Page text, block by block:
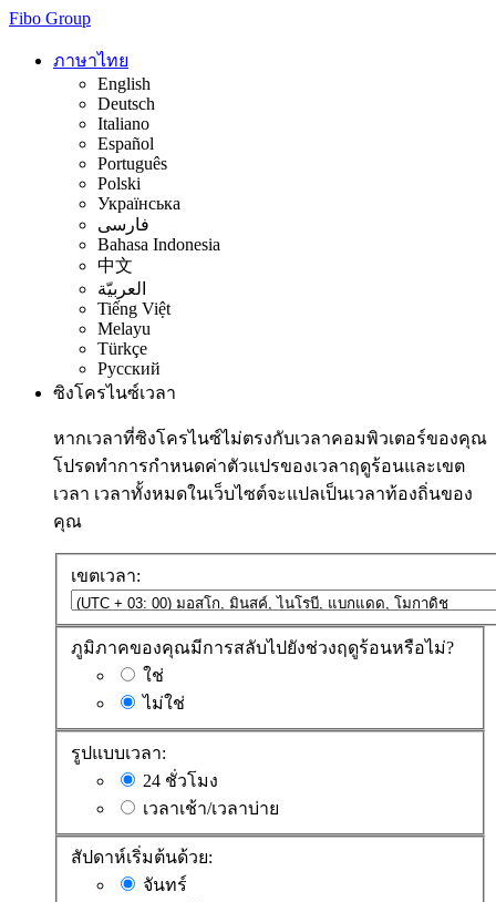
Fibo Group
ภาษาไทย
English
Deutsch
Italiano
Español
Português
Polski
Українська
فارسی
Bahasa Indonesia
中文
العربيّة
Tiếng Việt
Melayu
Türkçe
Русский
ซิงโครไนซ์เวลา
หากเวลาที่ซิงโครไนซ์ไม่ตรงกับเวลาคอมพิวเตอร์ของคุณ
โปรดทำการกำหนดค่าตัวแปรของเวลาฤดูร้อนและเขต
เวลา เวลาทั้งหมดในเว็บไซต์จะแปลเป็นเวลาท้องถิ่นของ
คุณ
เขตเวลา:
ภูมิภาคของคุณมีการสลับไปยังช่วงฤดูร้อนหรือไม่?
ใช่
ไม่ใช่
รูปแบบเวลา:
24 ชั่วโมง
เวลาเช้า/เวลาบ่าย
สัปดาห์เริ่มต้นด้วย:
จันทร์